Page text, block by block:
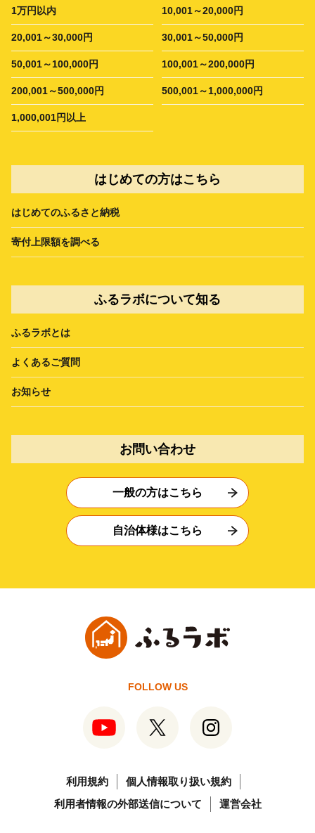
1万円以内 10,001～20,000円
20,001～30,000円 30,001～50,000円
50,001～100,000円 100,001～200,000円
200,001～500,000円 500,001～1,000,000円
1,000,001円以上
はじめての方はこちら
はじめてのふるさと納税
寄付上限額を調べる
ふるラボについて知る
ふるラボとは
よくあるご質問
お知らせ
お問い合わせ
一般の方はこちら
自治体様はこちら
FOLLOW US
利用規約
個人情報取り扱い規約
利用者情報の外部送信について
運営会社